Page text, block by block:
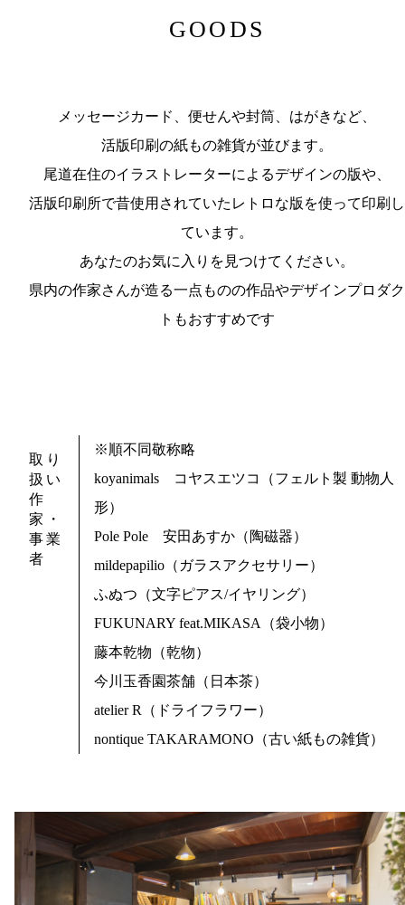
GOODS
メッセージカード、便せんや封筒、はがきなど、
活版印刷の紙もの雑貨が並びます。
尾道在住のイラストレーターによるデザインの版や、
活版印刷所で昔使用されていたレトロな版を使って印刷し
ています。
あなたのお気に入りを見つけてください。
県内の作家さんが造る一点ものの作品やデザインプロダク
トもおすすめです
取り
扱い
作
家・
事業
者
※順不同敬称略
koyanimals コヤスエツコ（フェルト製 動物人
形）
Pole Pole 安田あすか（陶磁器）
mildepapilio（ガラスアクセサリー）
ふぬつ（文字ピアス/イヤリング）
FUKUNARY feat.MIKASA（袋小物）
藤本乾物（乾物）
今川玉香園茶舗（日本茶）
atelier R（ドライフラワー）
nontique TAKARAMONO（古い紙もの雑貨）